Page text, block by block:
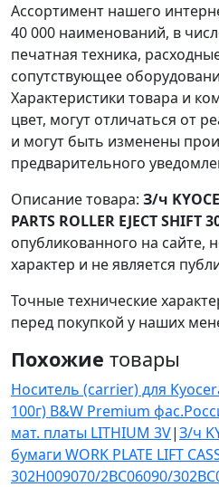
Ассортимент нашего
40 000 наименований, в
печатная техника,
сопутствующее
Характеристики товара и
цвет, могут отличаться от
и могут быть изменены
предварительного
Описание товара: З/ч
PARTS ROLLER EJECT SHIFT
опубликованного на сайте,
характер и не является
Точные технические
перед покупкой у наших
Похожие товары
Носитель (carrier) для
100г) B&W Premium
мат. платы LITHIUM 3V|З/ч
бумаги WORK PLATE LIFT
302H009070/2BC06090/